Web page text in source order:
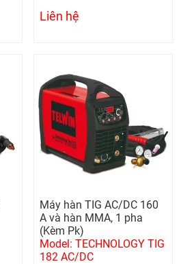
Liên hệ
Máy hàn TIG AC/DC 160
A và hàn MMA, 1 pha
(Kèm Pk)
Model: TECHNOLOGY TIG
182 AC/DC